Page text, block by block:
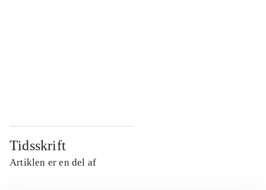
Tidsskrift
Artiklen er en del af